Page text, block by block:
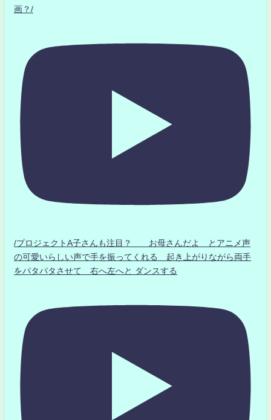
画？/
/プロジェクトA子さんも注目？ お母さんだよ とアニメ声
の可愛いらしい声で手を振ってくれる 起き上がりながら両手
をパタパタさせて 右へ左へと ダンスする